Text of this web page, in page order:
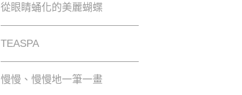
從眼睛蛹化的美麗蝴蝶
TEASPA
慢慢、慢慢地⼀筆⼀畫